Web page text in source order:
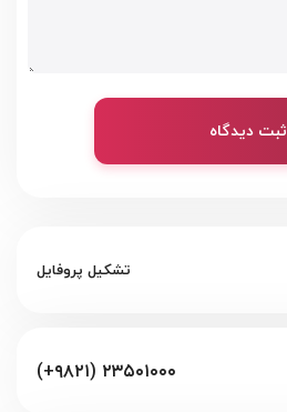
ثبت دیدگاه
تشکیل پروفایل
(+۹۸۲۱) ۲۳۵۰۱۰۰۰